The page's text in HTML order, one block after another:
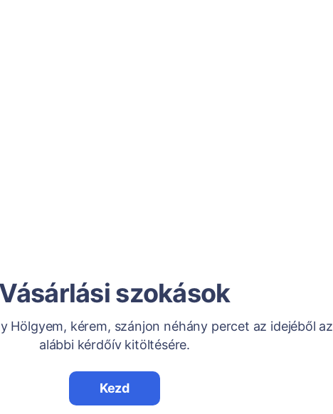
Vásárlási szokások
Hölgyem, kérem, szánjon néhány percet az idejéből az
alábbi kérdőív kitöltésére.
Kezd